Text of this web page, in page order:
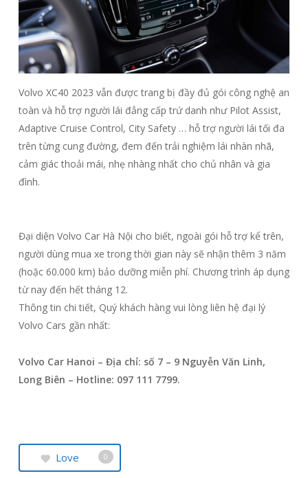
Volvo XC40 2023 vẫn được trang bị đầy đủ gói công nghệ an
toàn và hỗ trợ người lái đẳng cấp trứ danh như Pilot Assist,
Adaptive Cruise Control, City Safety … hỗ trợ người lái tối đa
trên từng cung đường, đem đến trải nghiệm lái nhàn nhã,
cảm giác thoải mái, nhẹ nhàng nhất cho chủ nhân và gia
đình.
Đại diện Volvo Car Hà Nội cho biết, ngoài gói hỗ trợ kể trên,
người dùng mua xe trong thời gian này sẽ nhận thêm 3 năm
(hoặc 60.000 km) bảo dưỡng miễn phí. Chương trình áp dụng
từ nay đến hết tháng 12.
Thông tin chi tiết, Quý khách hàng vui lòng liên hệ đại lý
Volvo Cars gần nhất:
Volvo Car Hanoi – Địa chỉ: số 7 – 9 Nguyễn Văn Linh,
Long Biên – Hotline: 097 111 7799.
Love 0